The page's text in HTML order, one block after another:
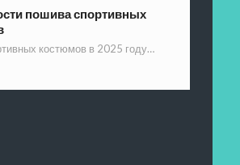
пошива спортивных
костюмов в 2025 году…